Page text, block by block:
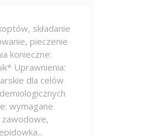
składanie
pieczenie
konieczne:
Uprawnienia:
dla celów
wymagane